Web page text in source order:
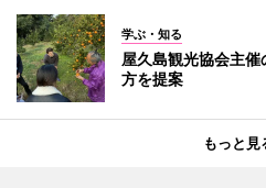
学ぶ・知る
屋久島観光協会主
方を提案
もっと見